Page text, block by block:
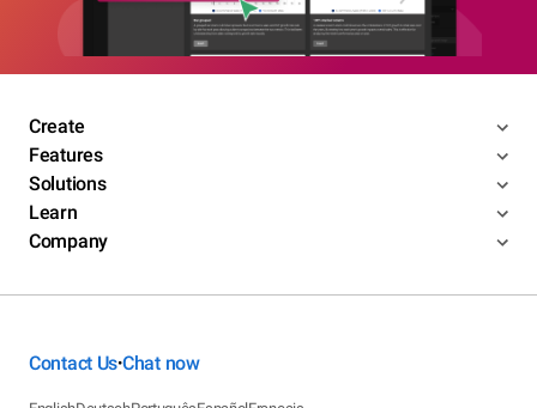
Create
Features
Solutions
Learn
Company
Contact Us•Chat now